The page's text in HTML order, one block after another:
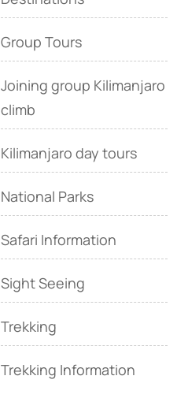
Group Tours
Joining group Kilimanjaro
climb
Kilimanjaro day tours
National Parks
Safari Information
Sight Seeing
Trekking
Trekking Information